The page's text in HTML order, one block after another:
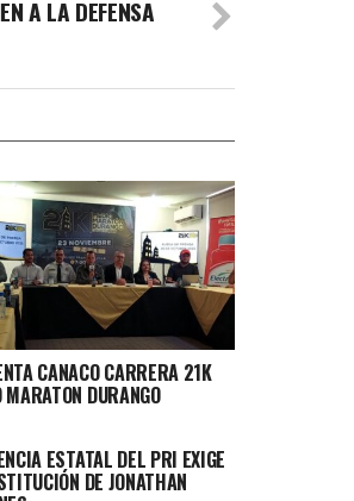
A LA DEFENSA
CANACO CARRERA 21K
MARATON DURANGO
ESTATAL DEL PRI EXIGE
DE JONATHAN